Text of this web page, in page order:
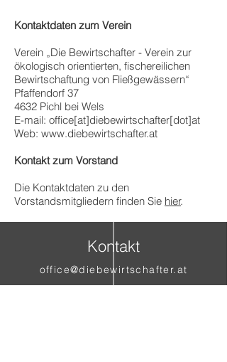
Kontaktdaten zum Verein
Verein „Die Bewirtschafter - Verein zur
ökologisch orientierten, fischereilichen
Bewirtschaftung von Fließgewässern“
Pfaffendorf 37
4632 Pichl bei Wels
E-mail: office[at]diebewirtschafter[dot]at
Web: www.diebewirtschafter.at
Kontakt zum Vorstand
Die Kontaktdaten zu den
Vorstandsmitgliedern finden Sie hier.
Kontakt
office@diebewirtschafter.at